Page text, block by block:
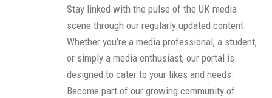
Stay linked with the pulse of the UK media
scene through our regularly updated content.
Whether you’re a media professional, a student,
or simply a media enthusiast, our portal is
designed to cater to your likes and needs.
Become part of our growing community of